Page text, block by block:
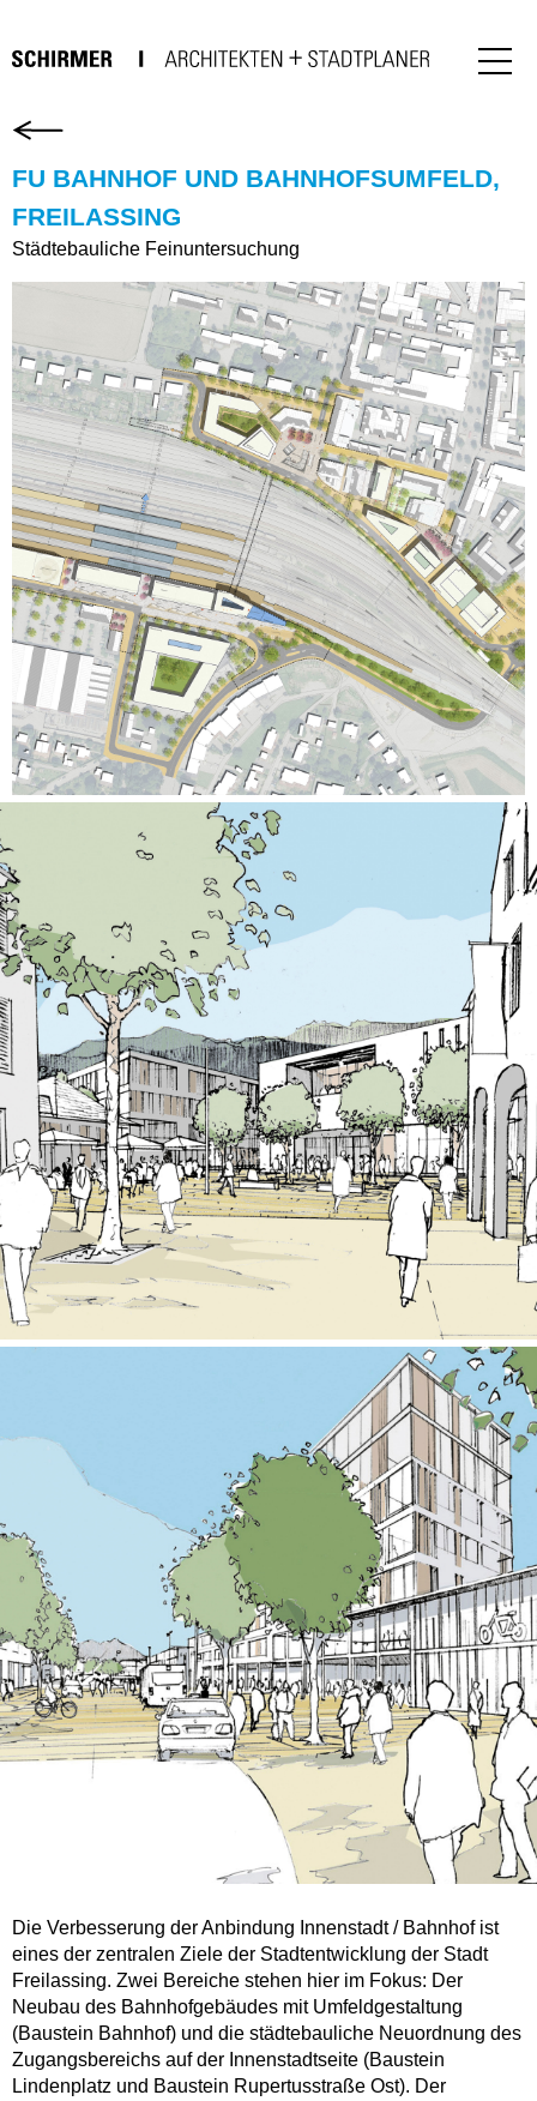
FU BAHNHOF UND BAHNHOFSUMFELD,
FREILASSING
Städtebauliche Feinuntersuchung
Die Verbesserung der Anbindung Innenstadt / Bahnhof ist
eines der zentralen Ziele der Stadtentwicklung der Stadt
Freilassing. Zwei Bereiche stehen hier im Fokus: Der
Neubau des Bahnhofgebäudes mit Umfeldgestaltung
(Baustein Bahnhof) und die städtebauliche Neuordnung des
Zugangsbereichs auf der Innenstadtseite (Baustein
Lindenplatz und Baustein Rupertusstraße Ost). Der